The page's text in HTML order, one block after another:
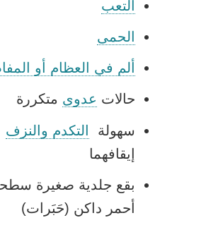
التعب
الحمى
ألم في العظام أو
حالات عدوى متكررة
سهولة التكدم والنزف
إيقافهما
بقع جلدية صغيرة
أحمر داكن (حَبَرات)